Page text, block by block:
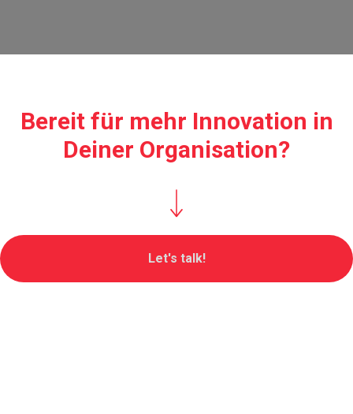
Bereit für mehr Innovation in
Deiner Organisation?
Let's talk!